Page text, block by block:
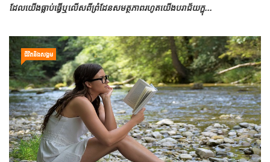
ដែលយើងធ្លាប់ធ្វើឬលើសពីព្រំដែនសមត្ថភាពរហូតយើងបរាជ័យក្នុ...
ជីវិតនិងសង្គម